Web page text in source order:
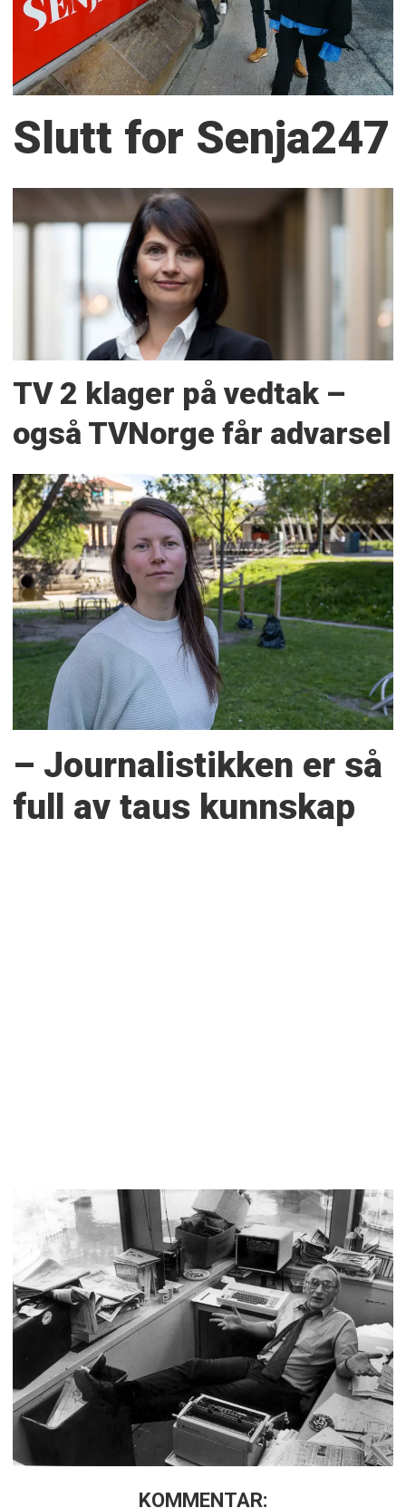
Slutt for Senja247
TV 2 klager på vedtak –
også TVNorge får advarsel
– Journalistikken er så
full av taus kunnskap
KOMMENTAR: